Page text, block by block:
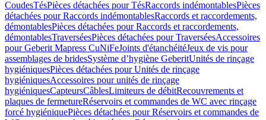
CoudesTésPièces détachées pour TésRaccords indémontablesPièces
détachées pour Raccords indémontablesRaccords et raccordements,
démontablesPièces détachées pour Raccords et raccordements,
démontablesTraverséesPièces détachées pour TraverséesAccessoires
pour Geberit Mapress CuNiFeJoints d'étanchéitéJeux de vis pour
assemblages de bridesSystème d’hygiène GeberitUnités de rinçage
hygiéniquesPièces détachées pour Unités de rinçage
hygiéniquesAccessoires pour unités de rinçage
hygiéniquesCapteursCâblesLimiteurs de débitRecouvrements et
plaques de fermetureRéservoirs et commandes de WC avec rinçage
forcé hygiéniquePièces détachées pour Réservoirs et commandes de